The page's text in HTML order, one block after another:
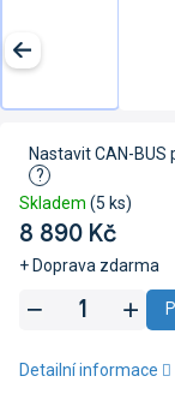
8 890 Kč
+ Doprava zdarma
Skladem (5 ks)
Nastavit CAN-BUS
?
Detailní informace